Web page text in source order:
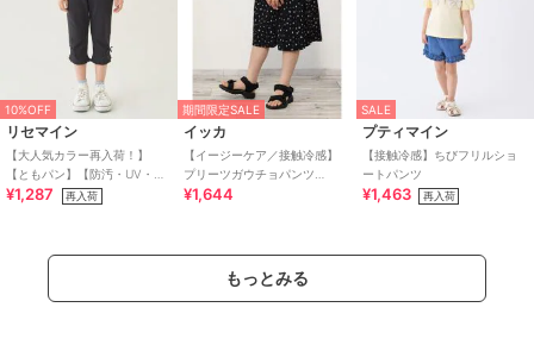
10%OFF
リセマイン
【大人気カラー再入荷！】
【ともパン】【防汚・UV・接
触冷感】裾ラウンドフリル７
¥1,287 再入荷
期間限定SALE
イッカ
【イージーケア／接触冷感】
プリーツガウチョパンツ
（120?160cm）【UVカット／
¥1,644
SALE
プティマイン
【接触冷感】ちびフリルショ
ートパンツ
¥1,463 再入荷
もっとみる